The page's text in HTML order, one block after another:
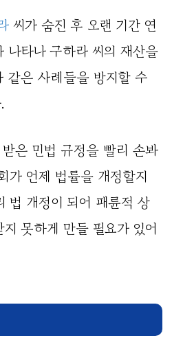
씨가 숨진 후 오랜 기간 연
나타나 구하라 씨의 재산을
같은 사례들을 방지할 수
은 민법 규정을 빨리 손봐
가 언제 법률을 개정할지
법 개정이 되어 패륜적 상
못하게 만들 필요가 있어